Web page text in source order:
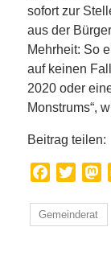
sofort zur
aus der
Mehrheit: So
auf keinen
2020 oder
Monstrums“,
Beitrag teilen:
Facebook
Gemeinderat